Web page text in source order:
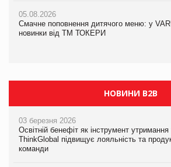
05.08.2026
Смачне поповнення дитячого меню: у
новинки від ТМ ТОКЕРИ
05.08.2026
Смачне поповнення дитячого меню: у
новинки від ТМ ТОКЕРИ
НОВИНИ B2B
03 березня 2026
Освітній бенефіт як інструмент утримання
ThinkGlobal підвищує лояльність та
команди